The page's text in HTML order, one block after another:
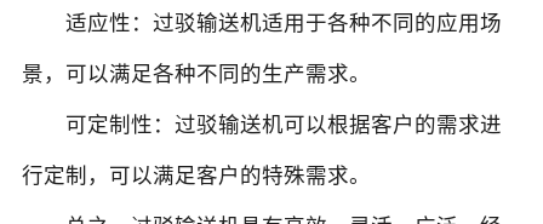
适应性：过驳输送机适用于各种不同的应用场
景，可以满足各种不同的生产需求。
可定制性：过驳输送机可以根据客户的需求进
行定制，可以满足客户的特殊需求。